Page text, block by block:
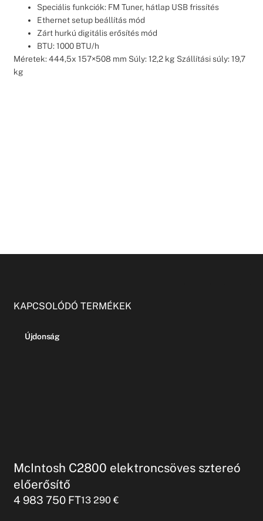
Speciális funkciók: FM Tuner, hátlap USB frissítés
Ethernet setup beállítás mód
Zárt hurkú digitális erősítés mód
BTU: 1000 BTU/h
Méretek: 444,5x 157×508 mm Súly: 12,2 kg Szállítási súly: 19,7
kg
KAPCSOLÓDÓ TERMÉKEK
Újdonság
McIntosh C2800 elektroncsöves sztereó
előerősítő
4 983 750 FT13 290€